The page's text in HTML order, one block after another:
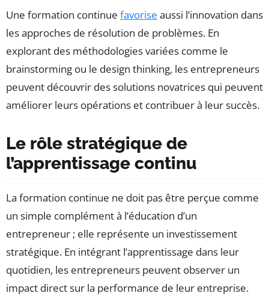
Une formation continue favorise aussi l’innovation dans
les approches de résolution de problèmes. En
explorant des méthodologies variées comme le
brainstorming ou le design thinking, les entrepreneurs
peuvent découvrir des solutions novatrices qui peuvent
améliorer leurs opérations et contribuer à leur succès.
Le rôle stratégique de
l’apprentissage continu
La formation continue ne doit pas être perçue comme
un simple complément à l’éducation d’un
entrepreneur ; elle représente un investissement
stratégique. En intégrant l’apprentissage dans leur
quotidien, les entrepreneurs peuvent observer un
impact direct sur la performance de leur entreprise.